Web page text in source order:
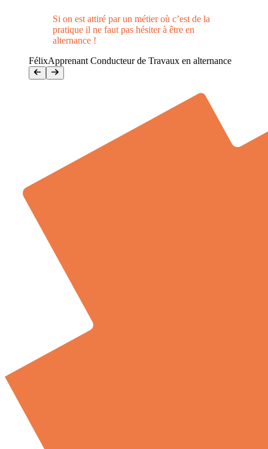
Si on est attiré par un métier où c’est de la
pratique il ne faut pas hésiter à être en
alternance !
FélixApprenant Conducteur de Travaux en alternance